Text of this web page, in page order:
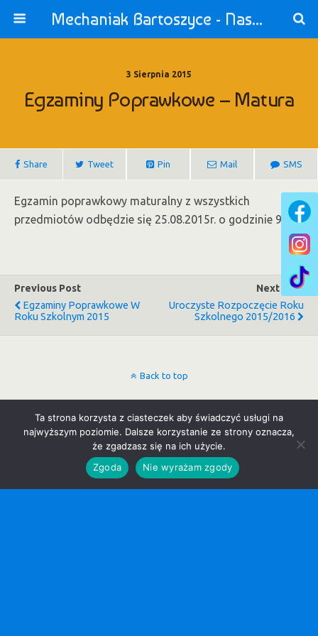
Mechaniak Bartoszyce - Nasza Szkoła jest OK!
3 Sierpnia 2015
Egzaminy Poprawkowe – Matura
Share Tweet Pin Mail SMS
Egzamin poprawkowy maturalny z wszystkich
przedmiotów odbędzie się 25.08.2015r. o godzinie 9.
Previous Post
Egzaminy Poprawkowe W
Roku Szkolnym 2015
Next Post
Uroczyste Rozpoczęcie Roku
Szkolnego 2015/2016
Back to top
Ta strona korzysta z ciasteczek aby świadczyć usługi na
najwyższym poziomie. Dalsze korzystanie ze strony oznacza,
że zgadzasz się na ich użycie.
Zgoda
Nie wyrażam zgody